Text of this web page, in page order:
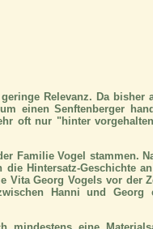
Relevanz. Da bisher
einen Senftenberger
oft nur "hinter
Familie Vogel stammen.
Hintersatz-Geschichte
Vita Georg Vogels vor der
Hanni und Georg